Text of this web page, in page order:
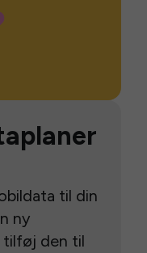
til din
ny
tilføj den til